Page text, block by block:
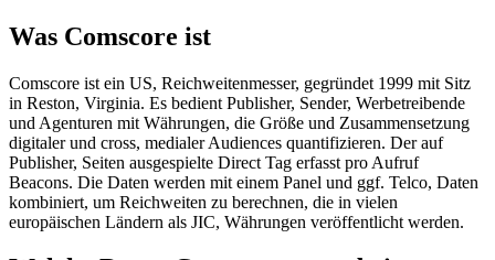
Was Comscore ist
Comscore ist ein US, Reichweitenmesser, gegründet 1999 mit Sitz
in Reston, Virginia. Es bedient Publisher, Sender, Werbetreibende
und Agenturen mit Währungen, die Größe und Zusammensetzung
digitaler und cross, medialer Audiences quantifizieren. Der auf
Publisher, Seiten ausgespielte Direct Tag erfasst pro Aufruf
Beacons. Die Daten werden mit einem Panel und ggf. Telco, Daten
kombiniert, um Reichweiten zu berechnen, die in vielen
europäischen Ländern als JIC, Währungen veröffentlicht werden.